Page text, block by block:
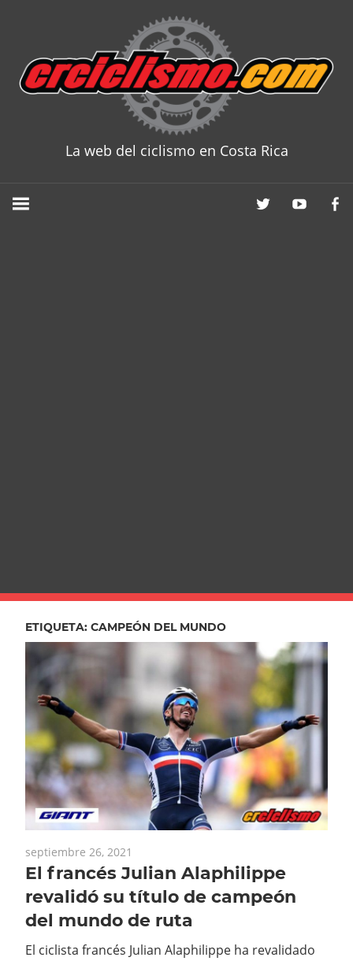
content
La web del ciclismo en Costa Rica
ETIQUETA: CAMPEÓN DEL MUNDO
septiembre 26, 2021
El francés Julian Alaphilippe
revalidó su título de campeón
del mundo de ruta
El ciclista francés Julian Alaphilippe ha revalidado